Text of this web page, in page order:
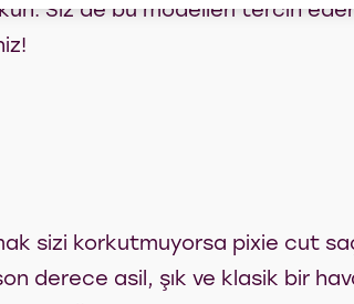
Siz de bu modelleri tercih
sizi korkutmuyorsa pixie cut
derece asil, şık ve klasik bir